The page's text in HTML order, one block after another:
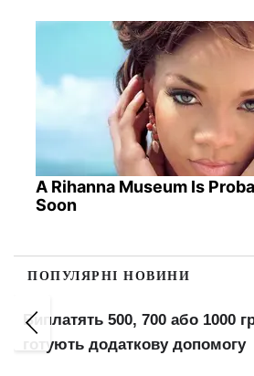
A Rihanna Museum Is
Soon
ПОПУЛЯРНІ НОВИНИ
Виплатять 500, 700 або 1000
готують додаткову допомогу